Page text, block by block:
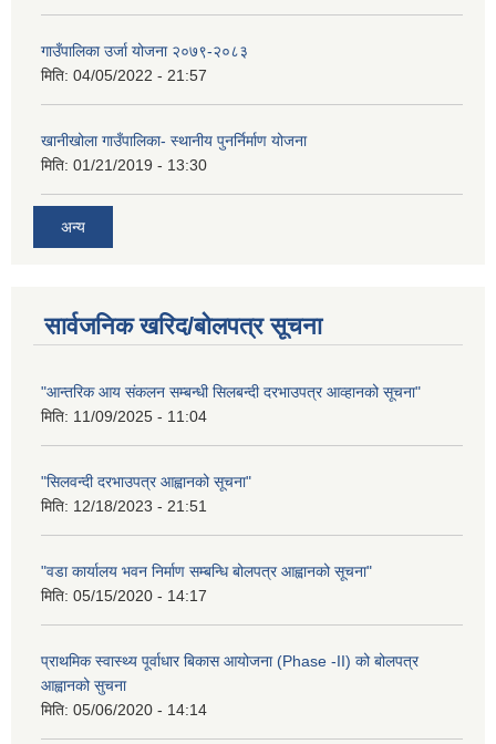
गाउँपालिका उर्जा योजना २०७९-२०८३
मिति: 04/05/2022 - 21:57
खानीखोला गाउँपालिका- स्थानीय पुनर्निर्माण योजना
मिति: 01/21/2019 - 13:30
अन्य
सार्वजनिक खरिद/बोलपत्र सूचना
"आन्तरिक आय संकलन सम्बन्धी सिलबन्दी दरभाउपत्र आव्हानको सूचना"
मिति: 11/09/2025 - 11:04
"सिलवन्दी दरभाउपत्र आह्वानको सूचना"
मिति: 12/18/2023 - 21:51
"वडा कार्यालय भवन निर्माण सम्बन्धि बोलपत्र आह्वानको सूचना"
मिति: 05/15/2020 - 14:17
प्राथमिक स्वास्थ्य पूर्वाधार बिकास आयोजना (Phase -II) को बोलपत्र
आह्वानको सुचना
मिति: 05/06/2020 - 14:14